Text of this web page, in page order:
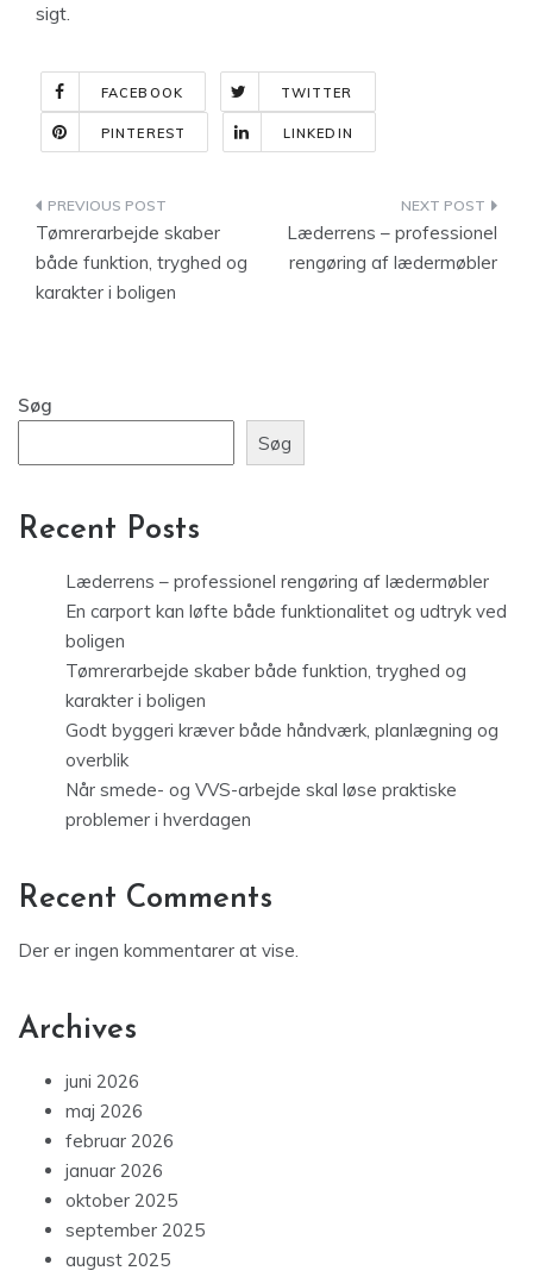
sigt.
FACEBOOK TWITTER
PINTEREST LINKEDIN
Indlægsnavigation
Tømrerarbejde skaber
både funktion, tryghed og
karakter i boligen
Læderrens – professionel
rengøring af lædermøbler
Søg
Søg
Recent Posts
Læderrens – professionel rengøring af lædermøbler
En carport kan løfte både funktionalitet og udtryk ved
boligen
Tømrerarbejde skaber både funktion, tryghed og
karakter i boligen
Godt byggeri kræver både håndværk, planlægning og
overblik
Når smede- og VVS-arbejde skal løse praktiske
problemer i hverdagen
Recent Comments
Der er ingen kommentarer at vise.
Archives
juni 2026
maj 2026
februar 2026
januar 2026
oktober 2025
september 2025
august 2025